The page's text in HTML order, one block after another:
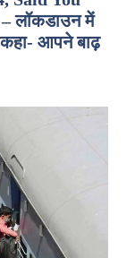
लॉकडाउन में
कहा- आपने बाढ़